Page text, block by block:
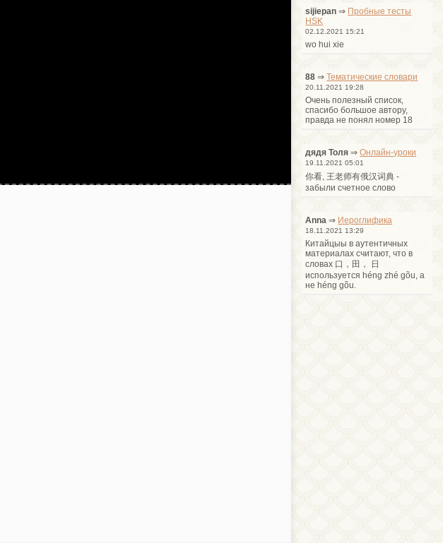
sijiepan ⇒ Пробные тесты
HSK
02.12.2021 15:21
wo hui xie
88 ⇒Тематические словари
20.11.2021 19:28
Очень полезный список,
спасибо большое автору,
правда не понял номер 18
дядя Толя ⇒Онлайн-уроки
19.11.2021 05:01
你看, 王老师有俄汉词典 -
забыли счетное слово
Anna ⇒ Иероглифика
18.11.2021 13:29
Китайцыы в аутентичных
материалах считают, что в
словах 口，田， 日
используется héng zhé gõu, а
не héng gõu.